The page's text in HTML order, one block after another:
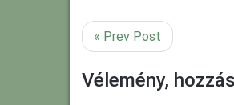
« Prev Post
Vélemény,